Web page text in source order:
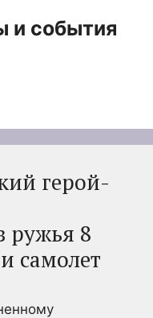
и события
герой-
ружья 8
самолет